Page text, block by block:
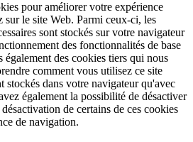
pour améliorer votre expérience
sur le site Web. Parmi ceux-ci, les
sont stockés sur votre navigateur
des fonctionnalités de base
des cookies tiers qui nous
comment vous utilisez ce site
stockés dans votre navigateur qu'avec
également la possibilité de désactiver
de certains de ces cookies
de navigation.